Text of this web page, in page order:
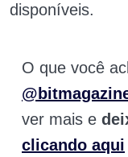
disponíveis.
O que você
ver mais e
clicando aqui